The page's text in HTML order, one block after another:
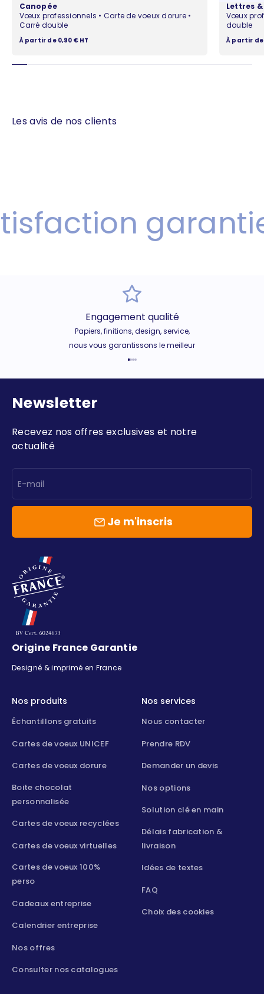
Canopée
Vœux professionnels • Carte de voeux dorure •
Carré double
Prix de vente
À partir de 0,90 € HT
Lettres
Vœux
double
Prix de
À partir de
Les avis de nos clients
garantie
Engagement qualité
Papiers, finitions, design, service,
nous vous garantissons le meilleur
Newsletter
Recevez nos offres exclusives et notre
actualité
E-mail
Je m'inscris
Origine France Garantie
Designé & imprimé en France
Nos produits
Échantillons gratuits
Cartes de voeux UNICEF
Cartes de voeux dorure
Boite chocolat
personnalisée
Cartes de voeux recyclées
Cartes de voeux virtuelles
Cartes de voeux 100%
perso
Cadeaux entreprise
Calendrier entreprise
Nos offres
Consulter nos catalogues
Nos services
Nous contacter
Prendre RDV
Demander un devis
Nos options
Solution clé en main
Délais fabrication &
livraison
Idées de textes
FAQ
Choix des cookies